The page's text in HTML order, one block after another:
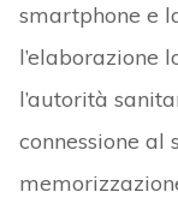
smartphone e
l’elaborazione
l’autorità
connessione al